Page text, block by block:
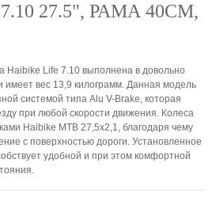
27.5", РАМА 40СМ,
Haibike Life 7.10 выполнена в довольно
имеет вес 13,9 килограмм. Данная модель
системой типа Alu V-Brake, которая
при любой скорости движения. Колеса
Haibike MTB 27,5x2,1, благодаря чему
с поверхностью дороги. Установленное
удобной и при этом комфортной